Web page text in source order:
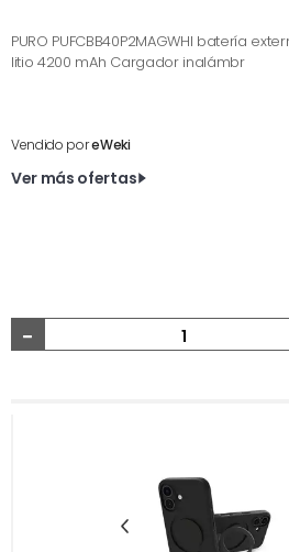
PURO PUFCBB40P2MAGWHI batería
litio 4200 mAh Cargador inalámbr
Vendido poreWeki
Ver más ofertas
-